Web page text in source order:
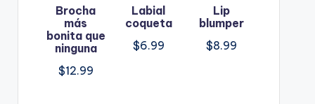
Brocha
más
bonita que
ninguna
$12.99
Labial
coqueta
$6.99
Lip
blumper
$8.99